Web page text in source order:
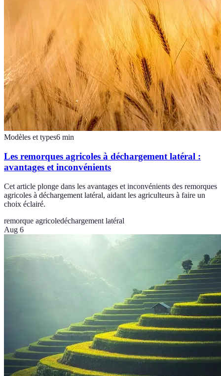
Modèles et types6 min
Les remorques agricoles à déchargement latéral :
avantages et inconvénients
Cet article plonge dans les avantages et inconvénients des remorques
agricoles à déchargement latéral, aidant les agriculteurs à faire un
choix éclairé.
remorque agricoledéchargement latéral
Aug 6